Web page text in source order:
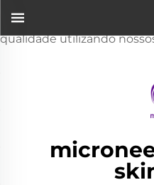
O Medi Med Spa oferece
qualidade utilizando